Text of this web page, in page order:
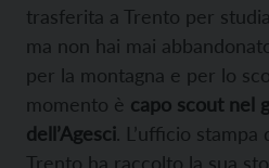
trasferita a Trento per
ma non hai mai
per la montagna e per lo
momento è capo scout nel
dell’Agesci. L’ufficio
Trento ha raccolto la sua